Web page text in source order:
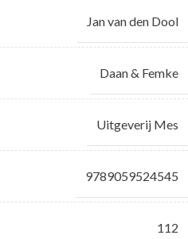
Jan van den Dool
Daan & Femke
Uitgeverij Mes
9789059524545
112